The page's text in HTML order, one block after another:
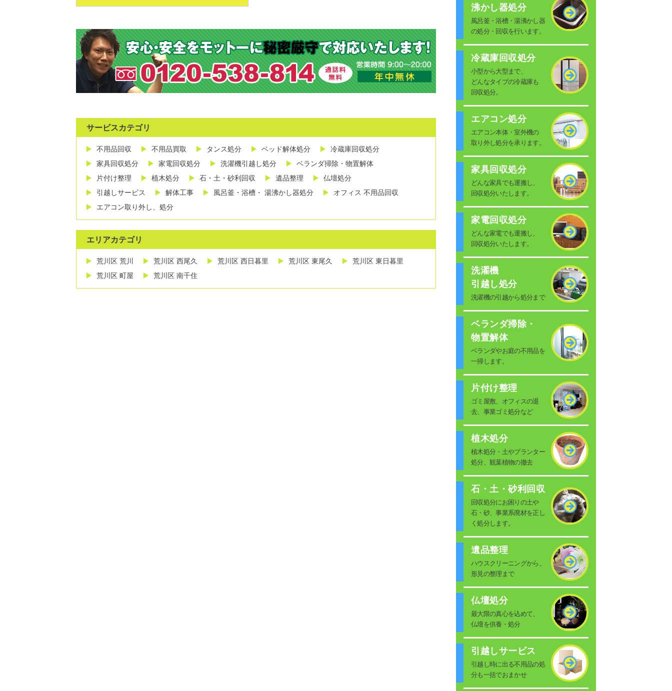
サービスカテゴリ
不用品回収 不用品買取 タンス処分 ベッド解体処分
冷蔵庫回収処分
家具回収処分
家電回収処分 洗濯機引越し処分
ベランダ掃除・物置解体
片付け整理
植木処分 石・土・砂利回収 遺品整理
仏壇処分
引越しサービス
解体工事 風呂釜・浴槽・ 湯沸かし器処分
オフィス 不用品回収
エアコン取り外し、処分
エリアカテゴリ
荒川区 荒川 荒川区 西尾久 荒川区 西日暮里 荒川区 東尾久
荒川区 東日暮里
荒川区 町屋
荒川区 南千住
沸かし器処分
風呂釜・浴槽・湯沸かし器
の処分・回収を行います。
冷蔵庫回収処分
小型から大型まで、
どんなタイプの冷蔵庫も
回収処分。
エアコン処分
エアコン本体・室外機の
取り外し処分を承ります。
家具回収処分
どんな家具でも運搬し、
回収処分いたします。
家電回収処分
どんな家電でも運搬し、
回収処分いたします。
洗濯機
引越し処分
洗濯機の引越から処分まで
ベランダ掃除・
物置解体
ベランダやお庭の不用品を
一掃します。
片付け整理
ゴミ屋敷、オフィスの退
去、事業ゴミ処分など
植木処分
植木処分・土やプランター
処分、観葉植物の撤去
石・土・砂利回収
回収処分にお困りの土や
石・砂、事業系廃材を正し
く処分します。
遺品整理
ハウスクリーニングから、
形見の整理まで
仏壇処分
最大限の真心を込めて、
仏壇を供養・処分
引越しサービス
引越し時に出る不用品の処
分も一括でおまかせ